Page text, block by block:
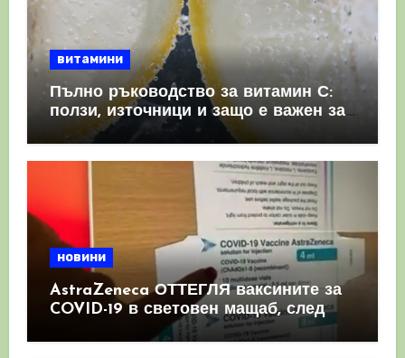
витамини
Пълно ръководство за витамин С:
ползи, източници и защо е важен за
имунната система
новини
AstraZeneca ОТТЕГЛЯ ваксините за
COVID-19 в световен мащаб, след
като призна, че те причиняват
КРЪВНИ съсиреци